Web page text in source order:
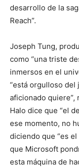
desarrollo de la
Reach”.
Joseph Tung,
como “una triste
inmersos en el
“está orgulloso del
aficionado quiere”,
Halo dice que “el
ese momento, no
diciendo que “es
que Microsoft
esta máquina de